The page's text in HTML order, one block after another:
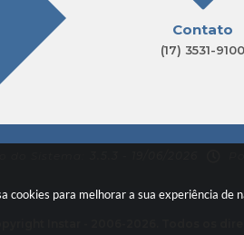
para melhorar a sua experiência de
Contato
(17) 3531-9100